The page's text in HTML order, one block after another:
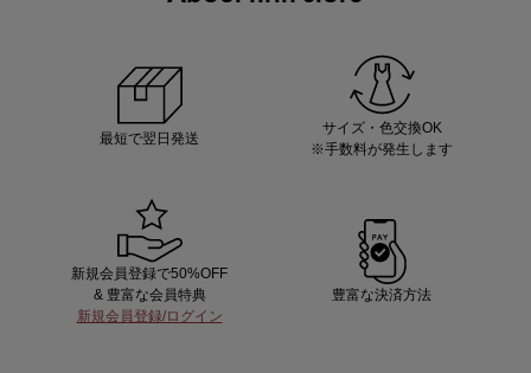
最短で翌日発送
サイズ・色交換OK
※手数料が発生します
新規会員登録で50%OFF
& 豊富な会員特典
新規会員登録/ログイン
豊富な決済方法